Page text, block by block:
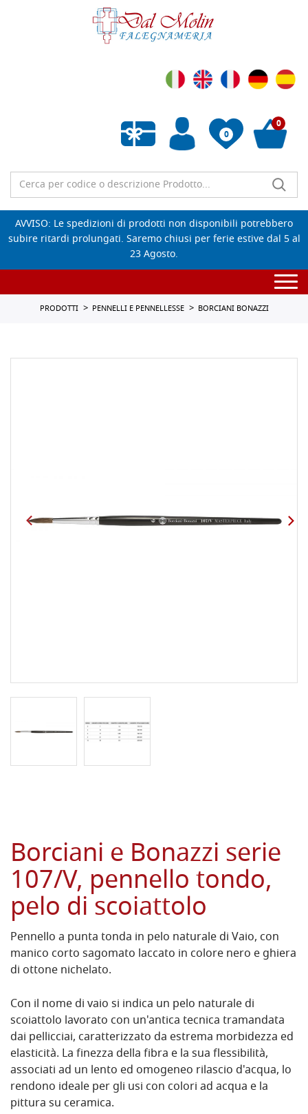
0
Wishlist vuota
0
AVVISO: Le spedizioni di prodotti non disponibili potrebbero
subire ritardi prolungati. Saremo chiusi per ferie estive dal 5 al
23 Agosto.
PRODOTTI PENNELLI E PENNELLESSE BORCIANI BONAZZI
Borciani e Bonazzi serie
107/V, pennello tondo,
pelo di scoiattolo
Pennello a punta tonda in pelo naturale di Vaio, con
manico corto sagomato laccato in colore nero e ghiera
di ottone nichelato.
Con il nome di vaio si indica un pelo naturale di
scoiattolo lavorato con un'antica tecnica tramandata
dai pellicciai, caratterizzato da estrema morbidezza ed
elasticità. La finezza della fibra e la sua flessibilità,
associati ad un lento ed omogeneo rilascio d'acqua, lo
rendono ideale per gli usi con colori ad acqua e la
pittura su ceramica.